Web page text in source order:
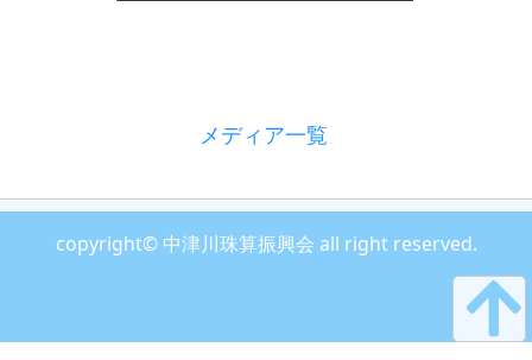
メディア一覧
copyright© 中津川珠算振興会 all right reserved.